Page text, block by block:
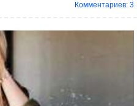
Комментариев: 3